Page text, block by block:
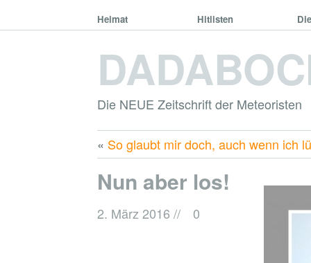
Heimat Hitlisten
Die NEUE Zeitschrift der Meteoristen
« So glaubt mir doch, auch wenn ich
Nun aber los!
2. März 2016 // 0